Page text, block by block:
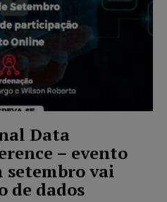
Data
– evento
setembro vai
de dados